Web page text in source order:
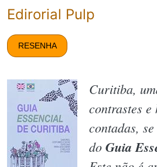
Edirorial Pulp
RESENHA
Curitiba,
contrastes
contadas,
do Guia